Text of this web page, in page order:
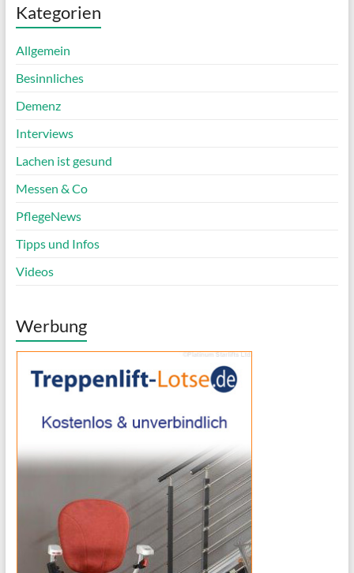
Kategorien
Allgemein
Besinnliches
Demenz
Interviews
Lachen ist gesund
Messen & Co
PflegeNews
Tipps und Infos
Videos
Werbung